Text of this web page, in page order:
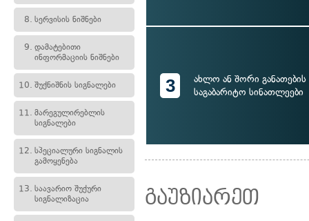
8. სერვისის ნიშნები
9. დამატებითი
ინფორმაციის ნიშნები
10. შუქნიშნის სიგნალები
11. მარეგულირებლის
სიგნალები
12. სპეციალური სიგნალის
გამოყენება
13. საავარიო შუქური
სიგნალიზაცია
3
ახლო ან შორი განათების
საგაბარიტო სინათლეები
გაუზიარეთ